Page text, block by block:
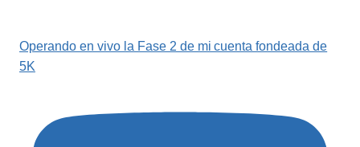
Operando en vivo la Fase 2 de mi cuenta fondeada de
5K